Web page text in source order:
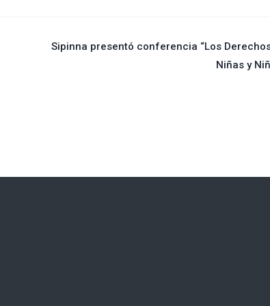
Sipinna presentó conferencia “Los
Niñas y